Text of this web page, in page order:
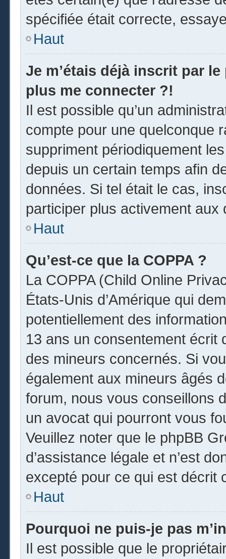
spécifiée était correcte,
Haut
Je m’étais déjà inscrit par
plus me connecter ?!
Il est possible qu’un
compte pour une quelconque
suppriment périodiquement
depuis un certain temps afin
données. Si tel était le cas,
participer plus activement
Haut
Qu’est-ce que la COPPA ?
La COPPA (Child Online
États-Unis d’Amérique qui
potentiellement des
13 ans un consentement écrit
des mineurs concernés. Si
également aux mineurs âgés
forum, nous vous conseillons
un avocat qui pourront vous
Veuillez noter que le phpBB
d’assistance légale et n’est
excepté pour ce qui est décrit
Haut
Pourquoi ne puis-je pas
Il est possible que le